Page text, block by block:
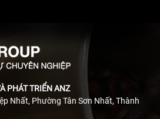
PHÁT TRIỂN ANZ
Nhất, Phường Tân Sơn Nhất, Thành